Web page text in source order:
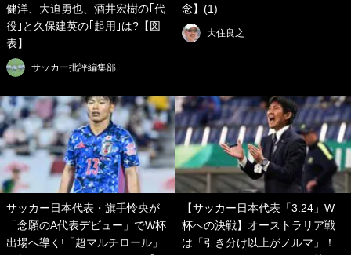
健洋、大迫勇也、酒井宏樹の｢代
役｣と久保建英の｢起用｣は?【図
表】
サッカー批評編集部
念】(1)
大住良之
サッカー日本代表・旗手怜央が
「念願のA代表デビュー」でW杯
出場へ導く!「超マルチロール」
【サッカー日本代表「3.24」W
杯への決戦】オーストラリア戦
は「引き分け以上がノルマ」！